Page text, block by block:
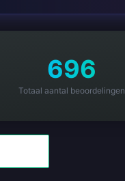
696
Totaal aantal beoordelingen